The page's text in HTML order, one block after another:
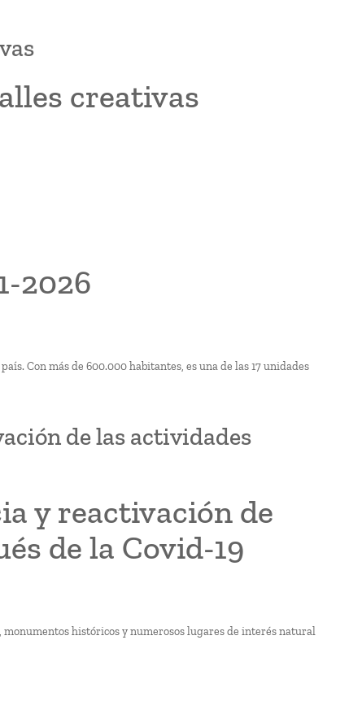
creativas
2026
Con más de 600.000 habitantes, es una de las 17 unidades
de las actividades
y reactivación de
de la Covid-19
históricos y numerosos lugares de interés natural